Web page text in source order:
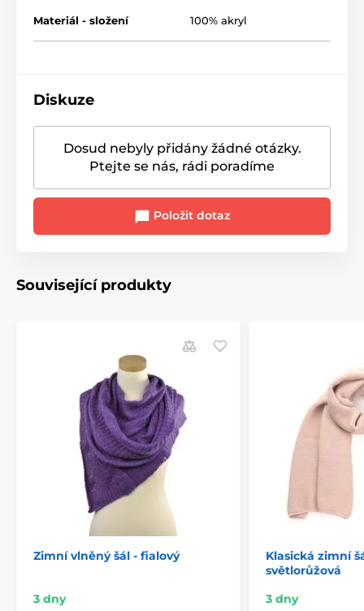
Materiál - složení 100% akryl
Diskuze
Dosud nebyly přidány žádné otázky.
Ptejte se nás, rádi poradíme
Položit dotaz
Související produkty
Zimní vlněný šál - fialový
3 dny
Klasická zimní
světlorůžová
3 dny